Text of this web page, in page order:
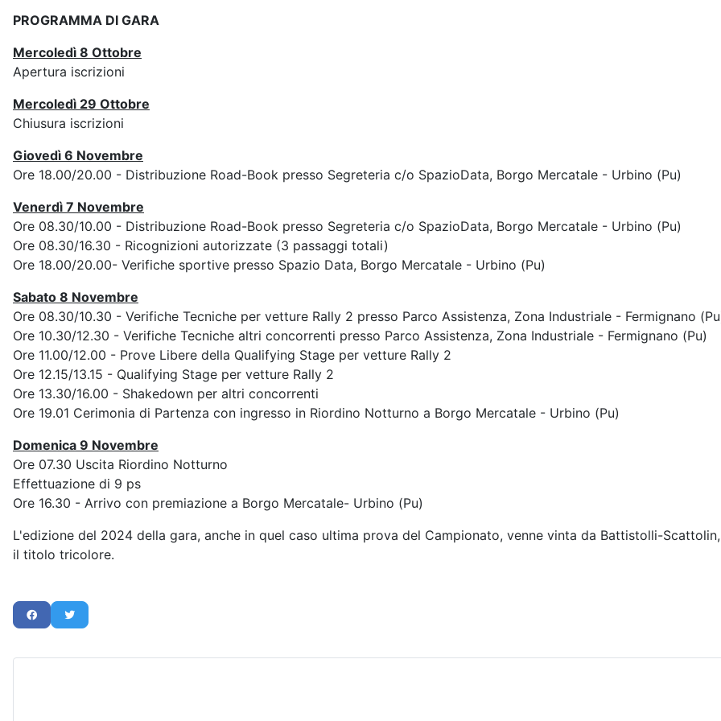
PROGRAMMA DI GARA
Mercoledì 8 Ottobre
Apertura iscrizioni
Mercoledì 29 Ottobre
Chiusura iscrizioni
Giovedì 6 Novembre
Ore 18.00/20.00 - Distribuzione Road-Book presso Segreteria c/o SpazioData, Borgo Mercatale - Urbino (Pu)
Venerdì 7 Novembre
Ore 08.30/10.00 - Distribuzione Road-Book presso Segreteria c/o SpazioData, Borgo Mercatale - Urbino (Pu)
Ore 08.30/16.30 - Ricognizioni autorizzate (3 passaggi totali)
Ore 18.00/20.00- Verifiche sportive presso Spazio Data, Borgo Mercatale - Urbino (Pu)
Sabato 8 Novembre
Ore 08.30/10.30 - Verifiche Tecniche per vetture Rally 2 presso Parco Assistenza, Zona Industriale - Fermignano
Ore 10.30/12.30 - Verifiche Tecniche altri concorrenti presso Parco Assistenza, Zona Industriale - Fermignano (Pu)
Ore 11.00/12.00 - Prove Libere della Qualifying Stage per vetture Rally 2
Ore 12.15/13.15 - Qualifying Stage per vetture Rally 2
Ore 13.30/16.00 - Shakedown per altri concorrenti
Ore 19.01 Cerimonia di Partenza con ingresso in Riordino Notturno a Borgo Mercatale - Urbino (Pu)
Domenica 9 Novembre
Ore 07.30 Uscita Riordino Notturno
Effettuazione di 9 ps
Ore 16.30 - Arrivo con premiazione a Borgo Mercatale- Urbino (Pu)
L'edizione del 2024 della gara, anche in quel caso ultima prova del Campionato, venne vinta da Battistolli-
il titolo tricolore.